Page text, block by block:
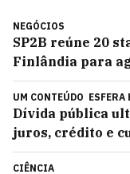
NEGÓCIOS
SP2B reúne 20
Finlândia para
UM CONTEÚDO ESFERA
Dívida pública
juros, crédito e
CIÊNCIA